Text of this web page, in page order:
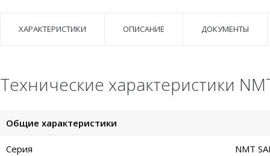
ХАРАКТЕРИСТИКИ ОПИСАНИЕ ДОКУМЕНТЫ
Технические характеристики
Общие характеристики
Серия NMT